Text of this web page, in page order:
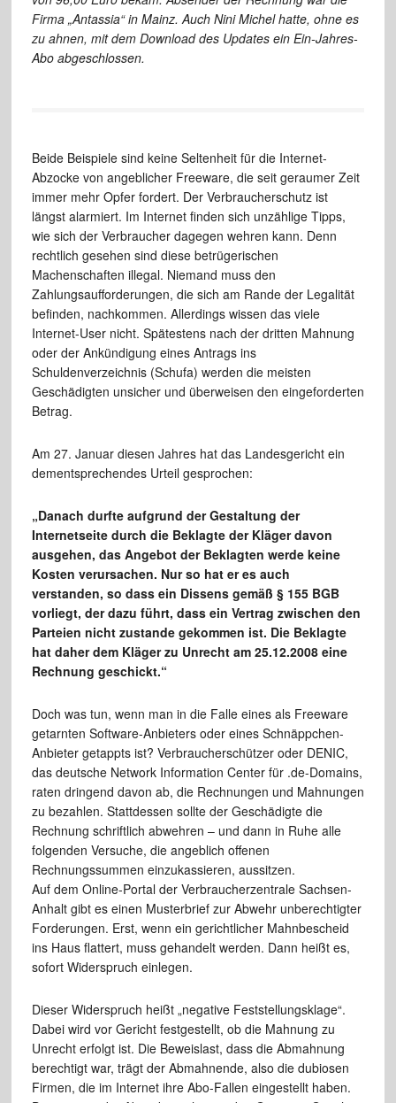
Firma „Antassia“ in Mainz. Auch Nini Michel hatte, ohne es
zu ahnen, mit dem Download des Updates ein Ein-Jahres-
Abo abgeschlossen.
Beide Beispiele sind keine Seltenheit für die Internet-
Abzocke von angeblicher Freeware, die seit geraumer Zeit
immer mehr Opfer fordert. Der Verbraucherschutz ist
längst alarmiert. Im Internet finden sich unzählige Tipps,
wie sich der Verbraucher dagegen wehren kann. Denn
rechtlich gesehen sind diese betrügerischen
Machenschaften illegal. Niemand muss den
Zahlungsaufforderungen, die sich am Rande der Legalität
befinden, nachkommen. Allerdings wissen das viele
Internet-User nicht. Spätestens nach der dritten Mahnung
oder der Ankündigung eines Antrags ins
Schuldenverzeichnis (Schufa) werden die meisten
Geschädigten unsicher und überweisen den eingeforderten
Betrag.
Am 27. Januar diesen Jahres hat das Landesgericht ein
dementsprechendes Urteil gesprochen:
„Danach durfte aufgrund der Gestaltung der
Internetseite durch die Beklagte der Kläger davon
ausgehen, das Angebot der Beklagten werde keine
Kosten verursachen. Nur so hat er es auch
verstanden, so dass ein Dissens gemäß § 155 BGB
vorliegt, der dazu führt, dass ein Vertrag zwischen den
Parteien nicht zustande gekommen ist. Die Beklagte
hat daher dem Kläger zu Unrecht am 25.12.2008 eine
Rechnung geschickt.“
Doch was tun, wenn man in die Falle eines als Freeware
getarnten Software-Anbieters oder eines Schnäppchen-
Anbieter getappts ist? Verbraucherschützer oder DENIC,
das deutsche Network Information Center für .de-Domains,
raten dringend davon ab, die Rechnungen und Mahnungen
zu bezahlen. Stattdessen sollte der Geschädigte die
Rechnung schriftlich abwehren – und dann in Ruhe alle
folgenden Versuche, die angeblich offenen
Rechnungssummen einzukassieren, aussitzen.
Auf dem Online-Portal der Verbraucherzentrale Sachsen-
Anhalt gibt es einen Musterbrief zur Abwehr unberechtigter
Forderungen. Erst, wenn ein gerichtlicher Mahnbescheid
ins Haus flattert, muss gehandelt werden. Dann heißt es,
sofort Widerspruch einlegen.
Dieser Widerspruch heißt „negative Feststellungsklage“.
Dabei wird vor Gericht festgestellt, ob die Mahnung zu
Unrecht erfolgt ist. Die Beweislast, dass die Abmahnung
berechtigt war, trägt der Abmahnende, also die dubiosen
Firmen, die im Internet ihre Abo-Fallen eingestellt haben.